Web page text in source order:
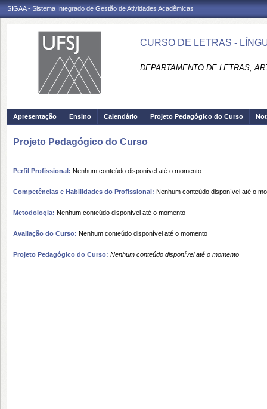
SIGAA - Sistema Integrado de Gestão de Atividades Acadêmicas
CURSO DE LETRAS -
DEPARTAMENTO DE LETRAS,
Apresentação Ensino Calendário Projeto Pedagógico do Curso
Projeto Pedagógico do Curso
Perfil Profissional: Nenhum conteúdo disponível até o momento
Competências e Habilidades do Profissional: Nenhum conteúdo disponível até o
Metodologia: Nenhum conteúdo disponível até o momento
Avaliação do Curso: Nenhum conteúdo disponível até o momento
Projeto Pedagógico do Curso: Nenhum conteúdo disponível até o momento